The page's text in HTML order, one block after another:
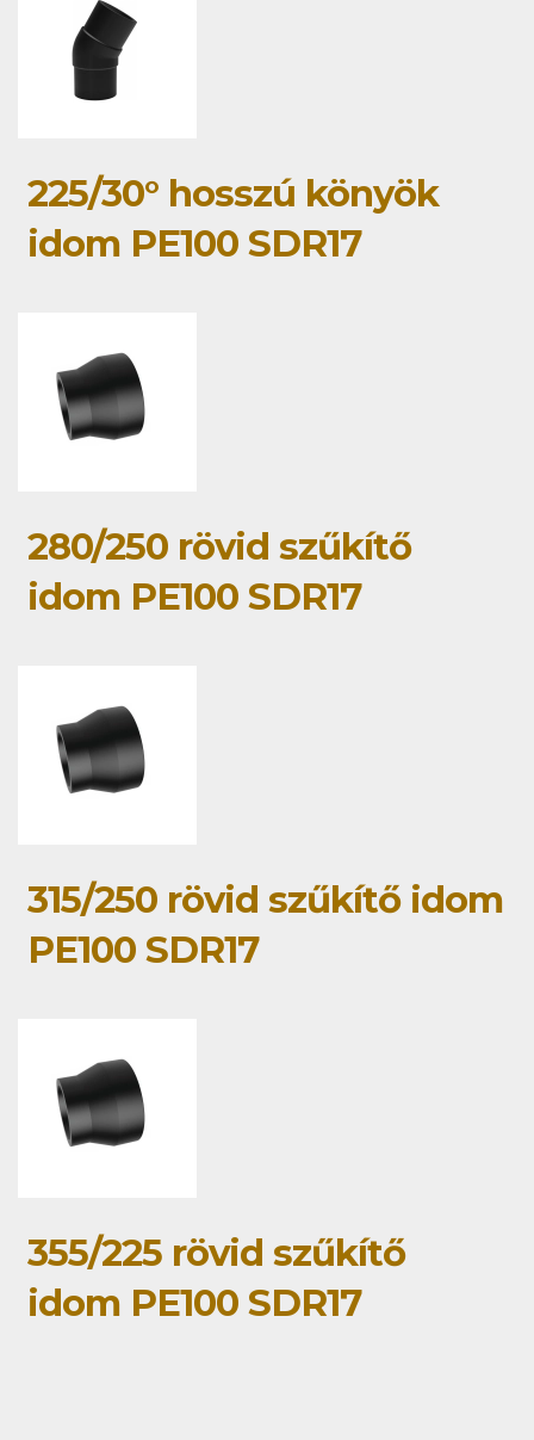
225/30° hosszú könyök
idom PE100 SDR17
280/250 rövid szűkítő
idom PE100 SDR17
315/250 rövid szűkítő idom
PE100 SDR17
355/225 rövid szűkítő
idom PE100 SDR17